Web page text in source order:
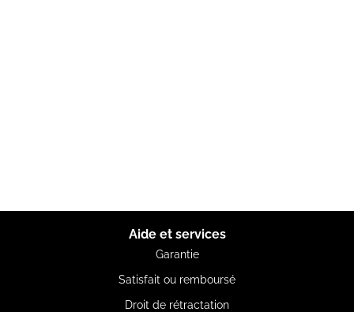
Aide et services
Garantie
Satisfait ou remboursé
Droit de rétractation